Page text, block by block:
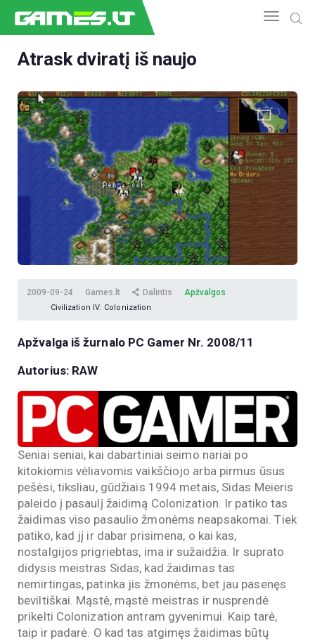
NAUJIENOS
GAMEDEV
ESPORTAS
GELEŽIS
VIDEO
APŽVALGOS
ŽAIDIMAI
Atrask dviratį iš naujo
2009-09-24 Games.lt Dalintis Apžvalgos
Civilization IV: Colonization
Apžvalga iš žurnalo PC Gamer Nr. 2008/11
Autorius: RAW
Seniai seniai, kai dabartiniai seimo nariai po
kitokiomis vėliavomis vaikščiojo arba pirmus ūsus
pešėsi, tiksliau, gūdžiais 1994 metais, Sidas Meieris
paleido į pasaulį žaidimą Colonization. Ir patiko tas
žaidimas viso pasaulio žmonėms neapsakomai. Tiek
patiko, kad jį ir dabar prisimena, o kai kas,
nostalgijos prigriebtas, ima ir sužaidžia. Ir suprato
didysis meistras Sidas, kad žaidimas tas
nemirtingas, patinka jis žmonėms, bet jau pasenęs
beviltiškai. Mąstė, mąstė meistras ir nusprendė
prikelti Colonization antram gyvenimui. Kaip tarė,
taip ir padarė. O kad tas atgimęs žaidimas būtų